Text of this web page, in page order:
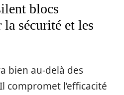
blocs
la sécurité et les
bien au-delà des
compromet l’efficacité